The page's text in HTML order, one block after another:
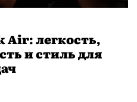
Air: легкость,
и стиль для